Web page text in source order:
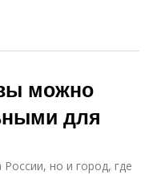
можно
для
но и город, где